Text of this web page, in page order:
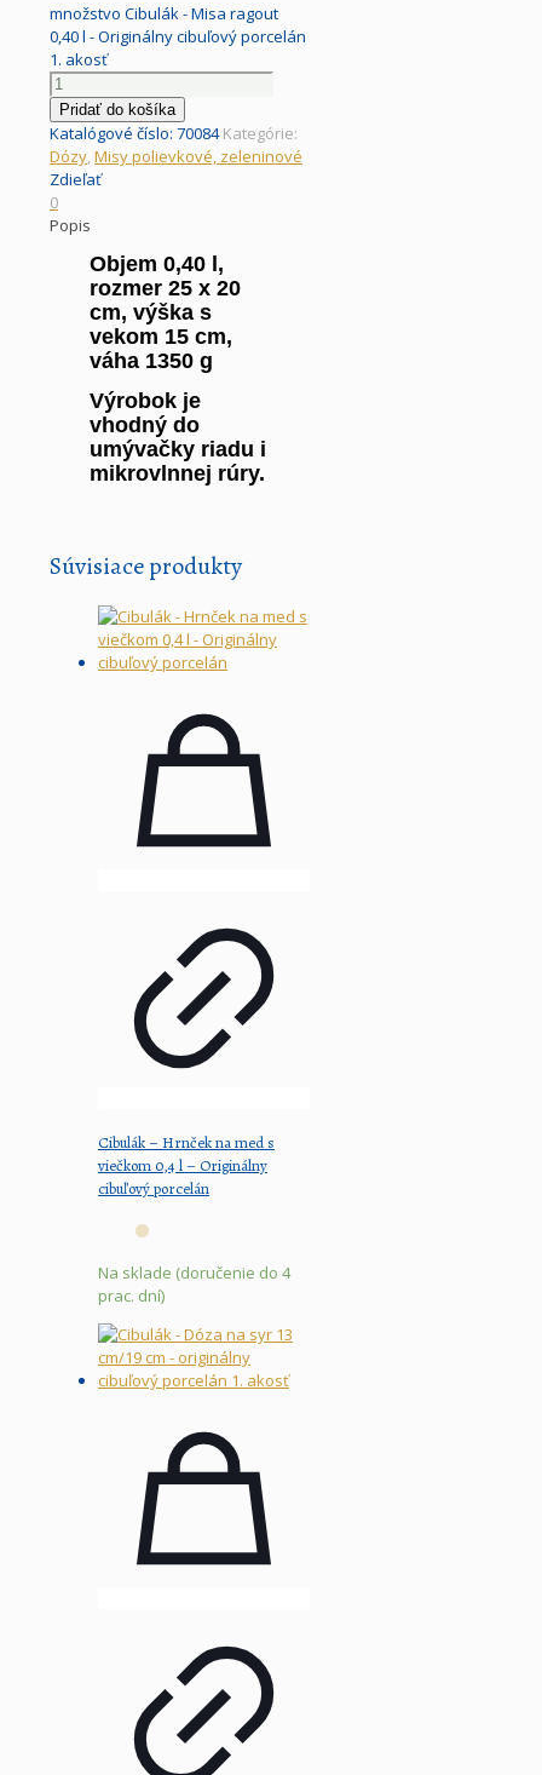
množstvo Cibulák - Misa ragout
0,40 l - Originálny cibuľový porcelán
1. akosť
Pridať do košíka
Katalógové číslo: 70084 Kategórie:
Dózy,Misy polievkové, zeleninové
Zdieľať
0
Popis
Objem 0,40 l,
rozmer 25 x 20
cm, výška s
vekom 15 cm,
váha 1350 g
Výrobok je
vhodný do
umývačky riadu i
mikrovlnnej rúry.
Súvisiace produkty
Cibulák – Hrnček na med s
viečkom 0,4 l – Originálny
cibuľový porcelán
Na sklade (doručenie do 4
prac. dní)